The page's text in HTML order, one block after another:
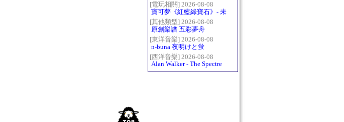
[電玩相關] 2026-08-08
寶可夢《紅藍綠寶石》- 未
白鎮BGM (Littleroot Town)
[其他類型] 2026-08-08
原創樂譜 五彩夢舟
[東洋音樂] 2026-08-08
n-buna 夜明けと蛍
[西洋音樂] 2026-08-08
Alan Walker - The Spectre